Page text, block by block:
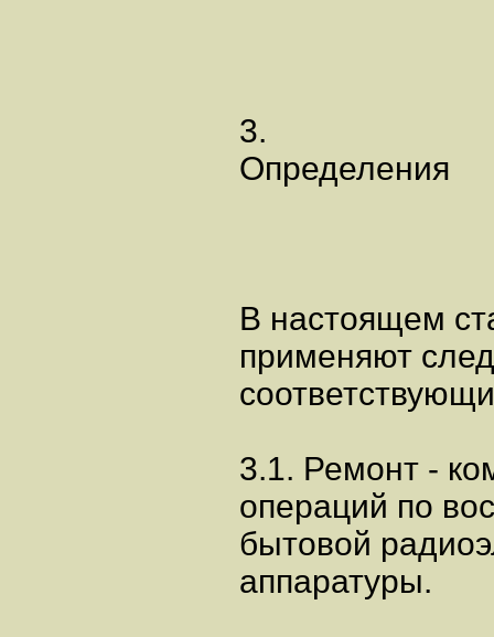
3.
Определения
В настоящем
применяют
3.1. Ремонт -
операций по
бытовой
аппаратуры.